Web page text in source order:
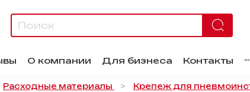
О компании Для бизнеса Контакты
Расходные материалы Крепеж для